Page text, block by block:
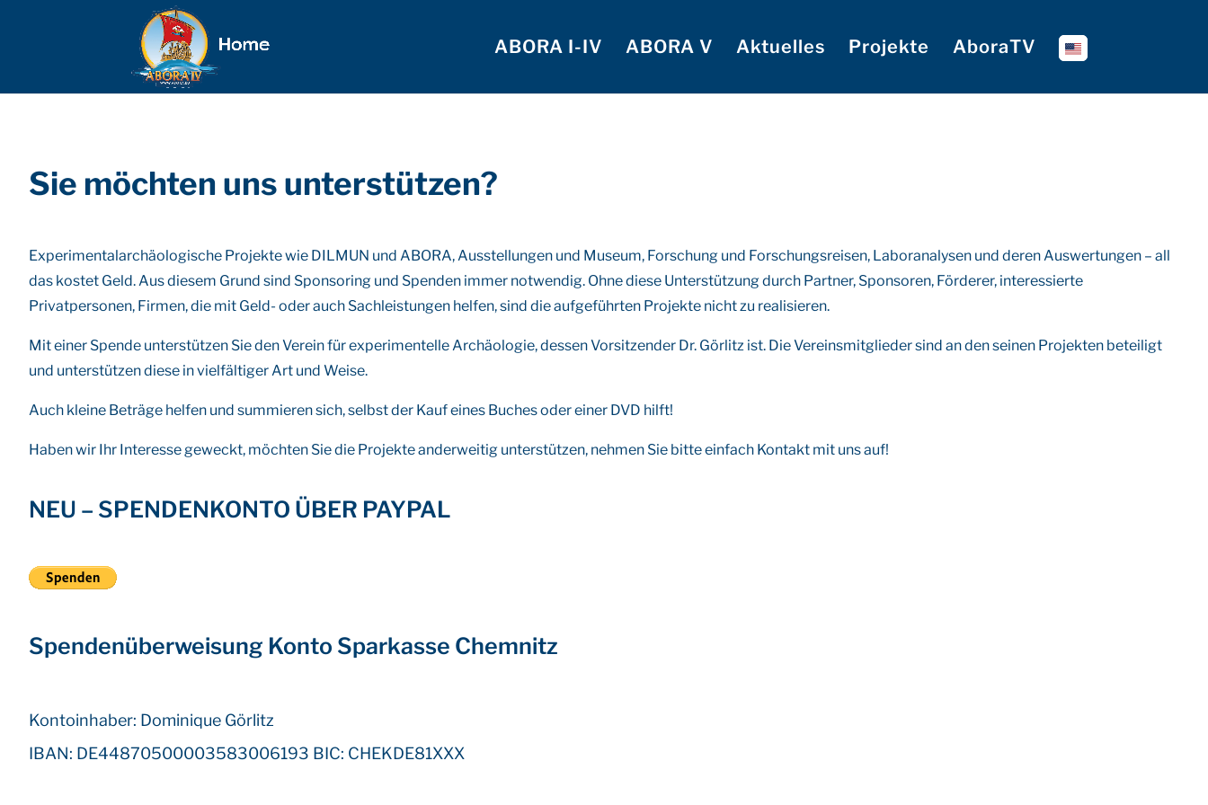
ABORA I-IV ABORA V Aktuelles Projekte AboraTV
Sie möchten uns unterstützen?
Experimentalarchäologische Projekte wie DILMUN und ABORA, Ausstellungen und Museum, Forschung und Forschungsreisen, Laboranalysen und deren Auswertungen – all
das kostet Geld. Aus diesem Grund sind Sponsoring und Spenden immer notwendig. Ohne diese Unterstützung durch Partner, Sponsoren, Förderer, interessierte
Privatpersonen, Firmen, die mit Geld- oder auch Sachleistungen helfen, sind die aufgeführten Projekte nicht zu realisieren.
Mit einer Spende unterstützen Sie den Verein für experimentelle Archäologie, dessen Vorsitzender Dr. Görlitz ist. Die Vereinsmitglieder sind an den seinen Projekten beteiligt
und unterstützen diese in vielfältiger Art und Weise.
Auch kleine Beträge helfen und summieren sich, selbst der Kauf eines Buches oder einer DVD hilft!
Haben wir Ihr Interesse geweckt, möchten Sie die Projekte anderweitig unterstützen, nehmen Sie bitte einfach Kontakt mit uns auf!
NEU – SPENDENKONTO ÜBER PAYPAL
Spendenüberweisung Konto Sparkasse Chemnitz
Kontoinhaber: Dominique Görlitz
IBAN: DE44870500003583006193 BIC: CHEKDE81XXX